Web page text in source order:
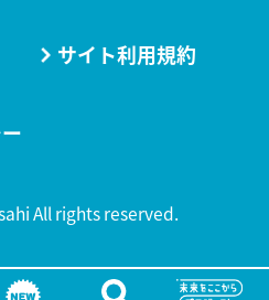
サイト利用規約
All rights reserved.